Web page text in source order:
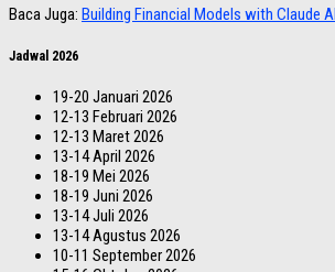
Baca Juga: Building Financial Models with Claude AI
Jadwal 2026
19-20 Januari 2026
12-13 Februari 2026
12-13 Maret 2026
13-14 April 2026
18-19 Mei 2026
18-19 Juni 2026
13-14 Juli 2026
13-14 Agustus 2026
10-11 September 2026